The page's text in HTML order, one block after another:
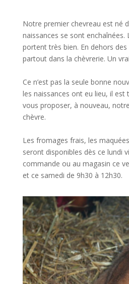
Notre premier chevreau est né
naissances se sont enchaînées.
portent très bien. En dehors
partout dans la chèvrerie. Un
Ce n’est pas la seule bonne
les naissances ont eu lieu, il est
vous proposer, à nouveau,
chèvre.
Les fromages frais, les
seront disponibles dès ce lundi
commande ou au magasin ce
et ce samedi de 9h30 à 12h30.